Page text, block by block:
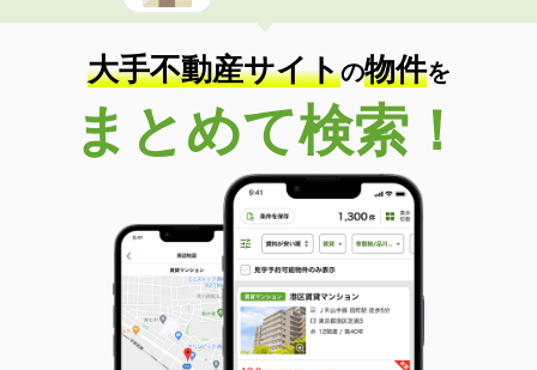
大手不動産サイトの物件を
まとめて検索！